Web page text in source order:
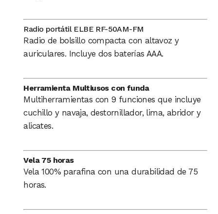
Radio portátil ELBE RF-50AM-FM
Radio de bolsillo compacta con altavoz y
auriculares. Incluye dos baterías AAA.
Herramienta Multiusos con funda
Multiherramientas con 9 funciones que incluye
cuchillo y navaja, destornillador, lima, abridor y
alicates.
Vela 75 horas
Vela 100% parafina con una durabilidad de 75
horas.